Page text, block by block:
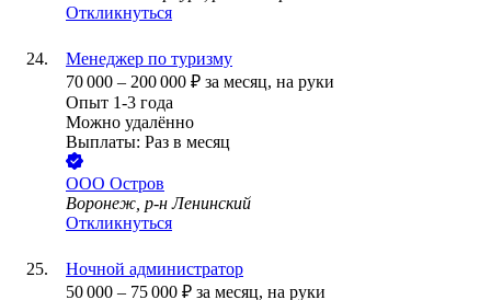
Откликнуться
Менеджер по туризму
70 000 – 200 000 ₽ за месяц, на руки
Опыт 1-3 года
Можно удалённо
Выплаты: Раз в месяц
ООО Остров
Воронеж, р-н Ленинский
Откликнуться
Ночной администратор
50 000 – 75 000 ₽ за месяц, на руки